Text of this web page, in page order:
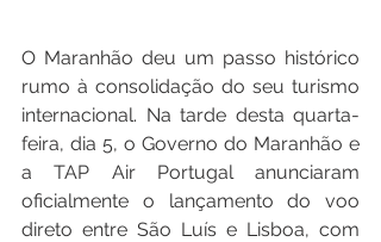
O Maranhão deu um passo histórico
rumo à consolidação do seu turismo
internacional. Na tarde desta quarta-
feira, dia 5, o Governo do Maranhão e
a TAP Air Portugal anunciaram
oficialmente o lançamento do voo
direto entre São Luís e Lisboa, com